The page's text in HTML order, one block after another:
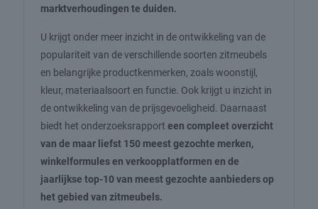
marktverhoudingen te duiden.
U krijgt onder meer inzicht in de ontwikkeling van de
populariteit van de verschillende soorten zitmeubels
en belangrijke productkenmerken, zoals woonstijl,
kleur, materiaalsoort en functie. Ook krijgt u inzicht in
de ontwikkeling van de prijsgevoeligheid. Daarnaast
biedt het onderzoeksrapporteen compleet overzicht
van de maar liefst 150 meest gezochte merken,
winkelformules en verkoopplatformen en de
jaarlijkse top-10 van meest gezochte aanbieders op
het gebied van zitmeubels.